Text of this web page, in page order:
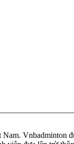
Vnbadminton